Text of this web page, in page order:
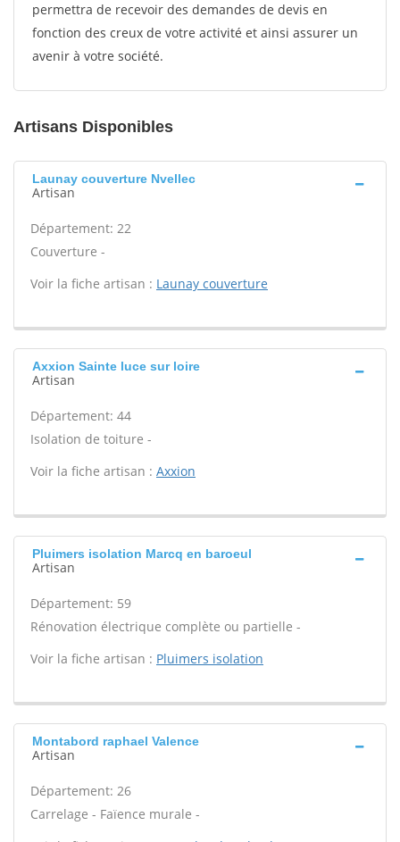
permettra de recevoir des demandes de devis en
fonction des creux de votre activité et ainsi assurer un
avenir à votre société.
Artisans Disponibles
Launay couverture Nvellec
Artisan
Département: 22
Couverture -
Voir la fiche artisan : Launay couverture
Axxion Sainte luce sur loire
Artisan
Département: 44
Isolation de toiture -
Voir la fiche artisan : Axxion
Pluimers isolation Marcq en baroeul
Artisan
Département: 59
Rénovation électrique complète ou partielle -
Voir la fiche artisan : Pluimers isolation
Montabord raphael Valence
Artisan
Département: 26
Carrelage - Faïence murale -